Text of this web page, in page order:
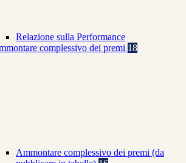
Relazione sulla Performance
complessivo dei premi 18
Ammontare complessivo dei premi (da